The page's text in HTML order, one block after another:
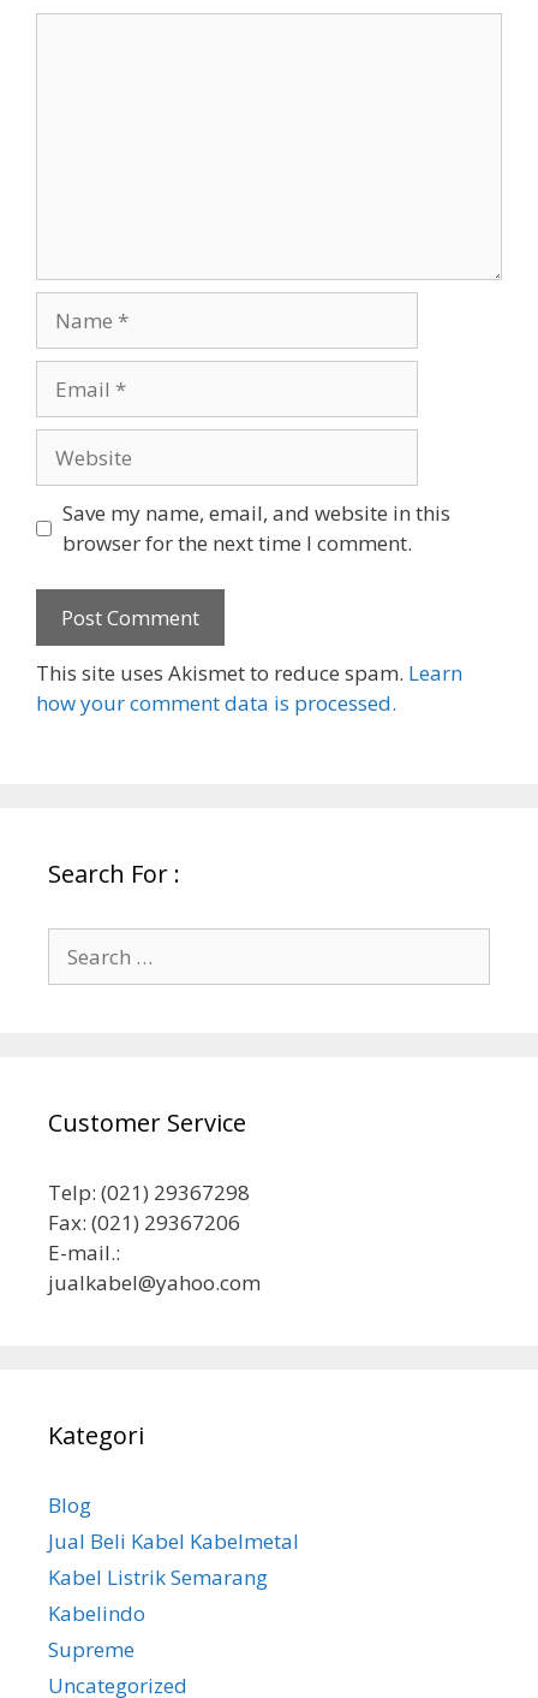
Save my name, email, and website in this
browser for the next time I comment.
This site uses Akismet to reduce spam. Learn
how your comment data is processed.
Search For :
for:
Customer Service
Telp: (021) 29367298
Fax: (021) 29367206
E-mail.:
jualkabel@yahoo.com
Kategori
Blog
Jual Beli Kabel Kabelmetal
Kabel Listrik Semarang
Kabelindo
Supreme
Uncategorized